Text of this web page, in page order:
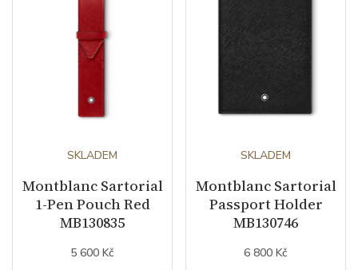
SKLADEM
Montblanc Sartorial
1-Pen Pouch Red
MB130835
5 600 Kč
SKLADEM
Montblanc Sartorial
Passport Holder
MB130746
6 800 Kč